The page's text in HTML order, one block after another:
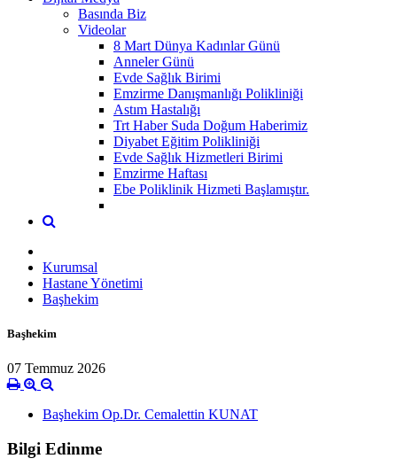
Basında Biz
Videolar
8 Mart Dünya Kadınlar Günü
Anneler Günü
Evde Sağlık Birimi
Emzirme Danışmanlığı Polikliniği
Astım Hastalığı
Trt Haber Suda Doğum Haberimiz
Diyabet Eğitim Polikliniği
Evde Sağlık Hizmetleri Birimi
Emzirme Haftası
Ebe Poliklinik Hizmeti Başlamıştır.
Kurumsal
Hastane Yönetimi
Başhekim
Başhekim
07 Temmuz 2026
Başhekim Op.Dr. Cemalettin KUNAT
Bilgi Edinme